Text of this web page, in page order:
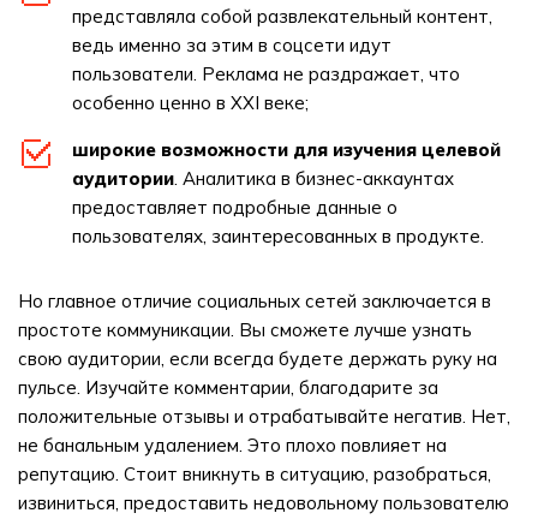
представляла собой развлекательный контент,
ведь именно за этим в соцсети идут
пользователи. Реклама не раздражает, что
особенно ценно в XXI веке;
широкие возможности для изучения целевой
аудитории. Аналитика в бизнес-аккаунтах
предоставляет подробные данные о
пользователях, заинтересованных в продукте.
Но главное отличие социальных сетей заключается в
простоте коммуникации. Вы сможете лучше узнать
свою аудитории, если всегда будете держать руку на
пульсе. Изучайте комментарии, благодарите за
положительные отзывы и отрабатывайте негатив. Нет,
не банальным удалением. Это плохо повлияет на
репутацию. Стоит вникнуть в ситуацию, разобраться,
извиниться, предоставить недовольному пользователю